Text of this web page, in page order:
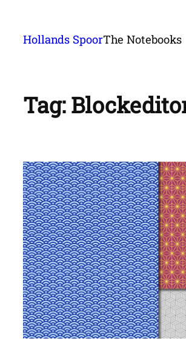
naarHollands SpoorThe Notebooks
Tag: